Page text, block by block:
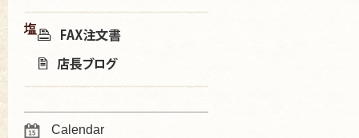
塩
Calendar